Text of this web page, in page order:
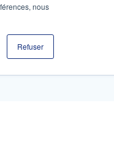
nous
Refuser